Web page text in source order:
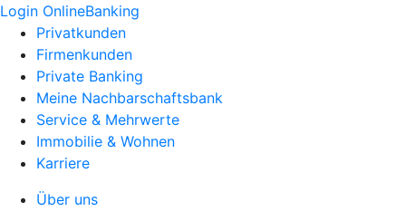
Login OnlineBanking
Privatkunden
Firmenkunden
Private Banking
Meine Nachbarschaftsbank
Service & Mehrwerte
Immobilie & Wohnen
Karriere
Über uns